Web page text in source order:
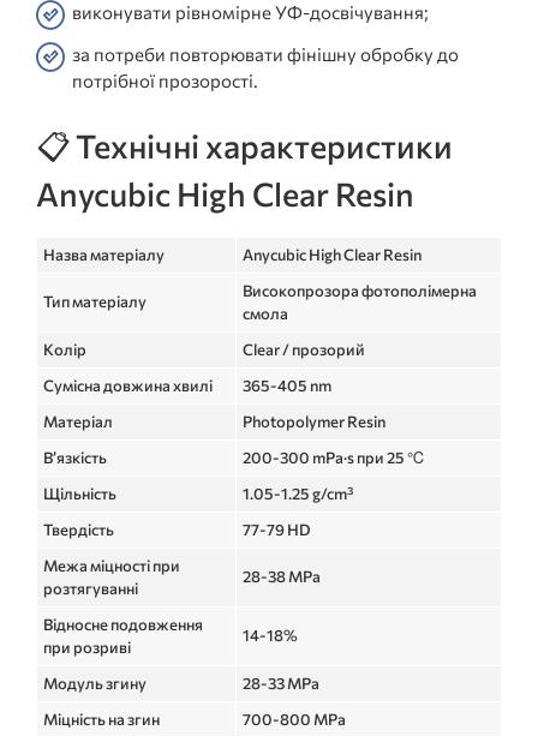
виконувати рівномірне УФ-досвічування;
за потреби повторювати фінішну обробку до
потрібної прозорості.
📋 Технічні характеристики
Anycubic High Clear Resin
Назва матеріалу Anycubic High Clear Resin
Тип матеріалу
Високопрозора фотополімерна
смола
Колір
Clear / прозорий
Сумісна довжина хвилі
365-405 nm
Матеріал
Photopolymer Resin
В’язкість
200-300 mPa·s при 25 ℃
Щільність
1.05-1.25 g/cm³
Твердість
77-79 HD
Межа міцності при
розтягуванні
28-38 MPa
Відносне подовження
при розриві
14-18%
Модуль згину
28-33 MPa
Міцність на згин
700-800 MPa